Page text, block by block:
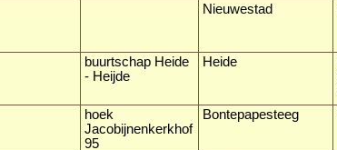
Nieuwestad
buurtschap Heide
- Heijde
Heide
hoek
Jacobijnenkerkhof
95
Bontepapesteeg